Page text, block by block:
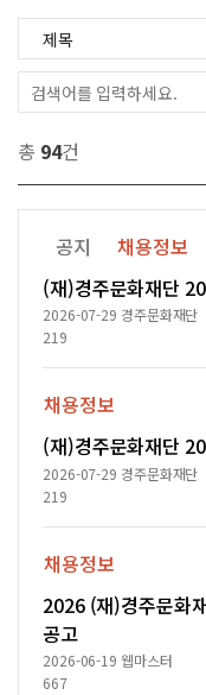
총 94건
공지
채용정보
(재)경주문화재단
2026-07-29 경주문화재단
219
채용정보
(재)경주문화재단
2026-07-29 경주문화재단
219
채용정보
2026 (재)경주문화
공고
2026-06-19 웹마스터
667